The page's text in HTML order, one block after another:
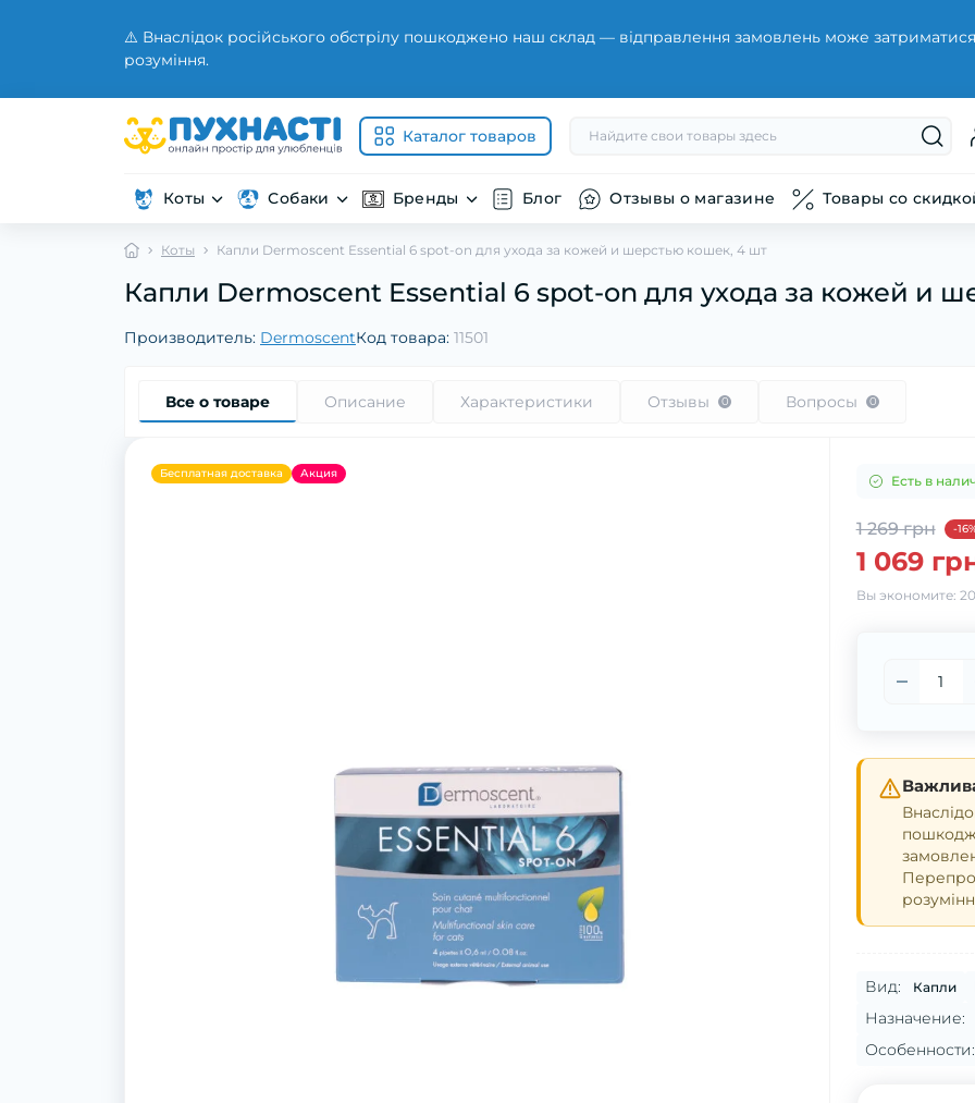
⚠️ Внаслідок російського обстрілу пошкоджено наш склад — відправлення замовлень може затриматися
розуміння.
Каталог товаров
Коты Собаки Бренды Блог Отзывы о магазине Товары со
Коты Капли Dermoscent Essential 6 spot-on для ухода за кожей и шерстью кошек, 4 шт
Капли Dermoscent Essential 6 spot-on для ухода за кожей и
Производитель: DermoscentКод товара: 11501
Все о товаре Описание Характеристики Отзывы 0 Вопросы 0
Бесплатная доставка Акция Есть в
1 269 грн -
1 069
Вы экономите:
Вид: Капли
Назначение:
Особенности: